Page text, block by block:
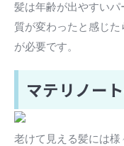
髪は年齢が出やすい
質が変わったと感じ
が必要です。
マテリノー
老けて見える髪には